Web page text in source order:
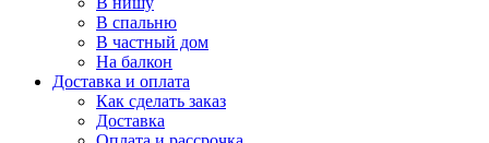
В спальню
В частный дом
На балкон
Доставка и оплата
Как сделать заказ
Доставка